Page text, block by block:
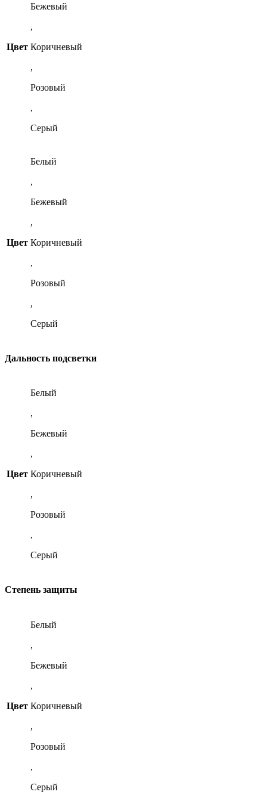
Цвет
Бежевый
,
Коричневый
,
Розовый
,
Серый
Цвет
Белый
,
Бежевый
,
Коричневый
,
Розовый
,
Серый
Дальность подсветки
Цвет
Белый
,
Бежевый
,
Коричневый
,
Розовый
,
Серый
Степень защиты
Цвет
Белый
,
Бежевый
,
Коричневый
,
Розовый
,
Серый